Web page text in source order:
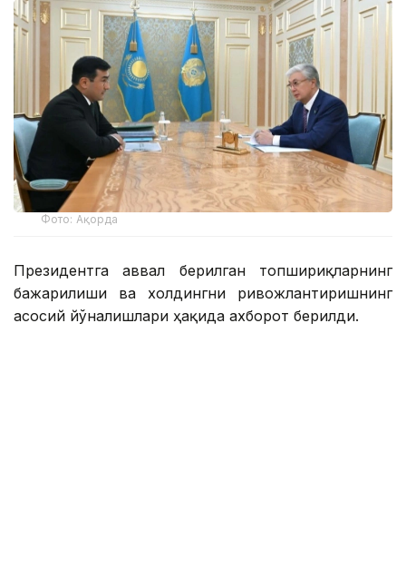
Фото: Ақорда
Президентга аввал берилган топшириқларнинг
бажарилиши ва холдингни ривожлантиришнинг
асосий йўналишлари ҳақида ахборот берилди.